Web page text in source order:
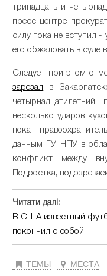
тринадцать и
пресс-центре
силу пока не вступил
его обжаловать в суде
Следует при этом
зарезал в
несколько ударов
пока
данным ГУ НПУ в
конфликт между
Подростка,
Читати далі:
В США известный
покончил с собой
ТЕМЫ МЕСТА